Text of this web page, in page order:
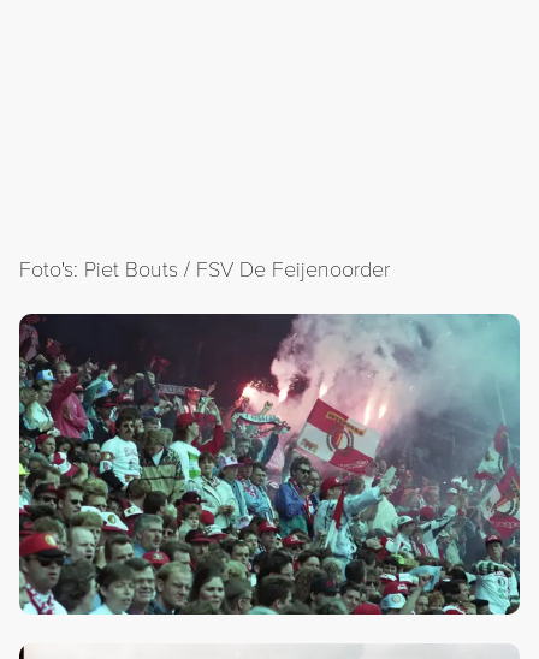
Foto's: Piet Bouts / FSV De Feijenoorder